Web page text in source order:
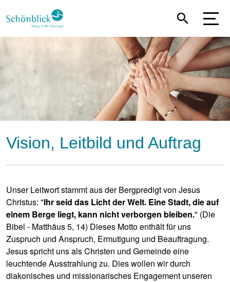
to
Vision, Leitbild und Auftrag
Unser Leitwort stammt aus der Bergpredigt von Jesus
Christus: "Ihr seid das Licht der Welt. Eine Stadt, die auf
einem Berge liegt, kann nicht verborgen bleiben." (Die
Bibel - Matthäus 5, 14) Dieses Motto enthält für uns
Zuspruch und Anspruch, Ermutigung und Beauftragung.
Jesus spricht uns als Christen und Gemeinde eine
leuchtende Ausstrahlung zu. Dies wollen wir durch
diakonisches und missionarisches Engagement unseren